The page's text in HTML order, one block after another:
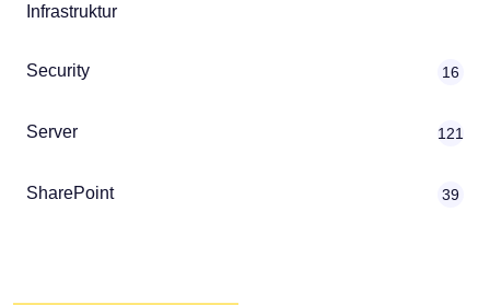
Infrastruktur
Security 16
Server 121
SharePoint 39